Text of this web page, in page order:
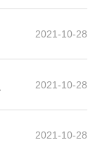
2021-10-28
2021-10-28
2021-10-28